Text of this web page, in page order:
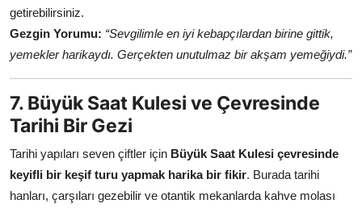
getirebilirsiniz.
Gezgin Yorumu: “Sevgilimle en iyi kebapçılardan birine gittik,
yemekler harikaydı. Gerçekten unutulmaz bir akşam yemeğiydi.”
7. Büyük Saat Kulesi ve Çevresinde
Tarihi Bir Gezi
Tarihi yapıları seven çiftler için Büyük Saat Kulesi çevresinde
keyifli bir keşif turu yapmak harika bir fikir. Burada tarihi
hanları, çarşıları gezebilir ve otantik mekanlarda kahve molası